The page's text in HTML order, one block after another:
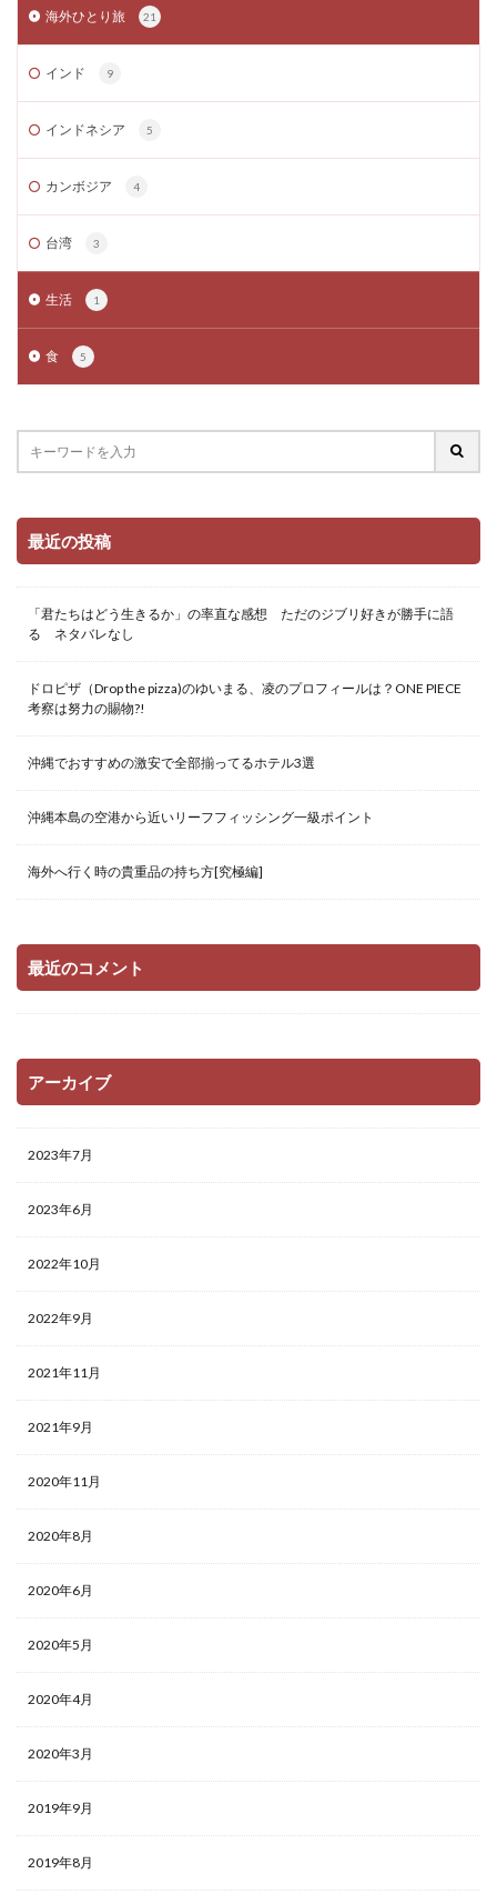
海外ひとり旅 21
インド 9
インドネシア 5
カンボジア 4
台湾 3
生活 1
食 5
最近の投稿
「君たちはどう生きるか」の率直な感想 ただのジブリ好きが勝手に語
る ネタバレなし
ドロピザ（Drop the pizza)のゆいまる、凌のプロフィールは？ONE PIECE
考察は努力の賜物?!
沖縄でおすすめの激安で全部揃ってるホテル3選
沖縄本島の空港から近いリーフフィッシング一級ポイント
海外へ行く時の貴重品の持ち方[究極編]
最近のコメント
アーカイブ
2023年7月
2023年6月
2022年10月
2022年9月
2021年11月
2021年9月
2020年11月
2020年8月
2020年6月
2020年5月
2020年4月
2020年3月
2019年9月
2019年8月